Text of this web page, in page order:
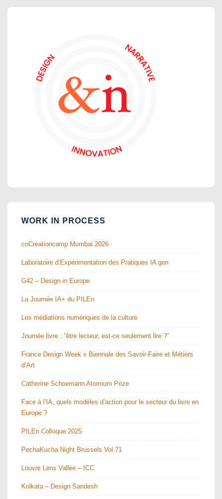
WORK IN PROCESS
coCreationcamp Mumbai 2026
Laboratoire d’Expérimentation des Pratiques IA gen
G42 – Design in Europe
La Journée IA+ du PILEn
Les médiations numériques de la culture
Journée livre : “être lecteur, est-ce seulement lire ?”
France Design Week x Biennale des Savoir-Faire et Métiers
d’Art
Catherine Schoemann Atomium Prize
Face à l’IA, quels modèles d’action pour le secteur du livre en
Europe ?
PILEn Colloque 2025
PechaKucha Night Brussels Vol.71
Louvre Lens Vallée – ICC
Kolkata – Design Sandesh